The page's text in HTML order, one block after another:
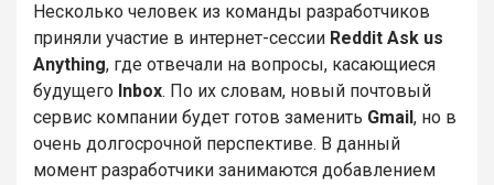
Несколько человек из команды разработчиков
приняли участие в интернет-сессии Reddit Ask us
Anything, где отвечали на вопросы, касающиеся
будущего Inbox. По их словам, новый почтовый
сервис компании будет готов заменить Gmail , но в
очень долгосрочной перспективе. В данный
момент разработчики занимаются добавлением